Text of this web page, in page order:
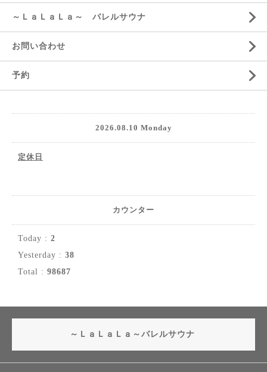
～ＬａＬａＬａ～ バレルサウナ
お問い合わせ
予約
2026.08.10 Monday
定休日
カウンター
Today : 2
Yesterday : 38
Total : 98687
～ＬａＬａＬａ～バレルサウナ